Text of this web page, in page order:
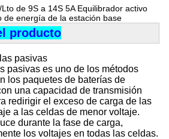
de 9S a 14S 5A Equilibrador activo
de energía de la estación base
producto
pasivas
pasivas es uno de los métodos
los paquetes de baterías de
una capacidad de transmisión
redirigir el exceso de carga de las
a las celdas de menor voltaje.
durante la fase de carga,
los voltajes en todas las celdas.